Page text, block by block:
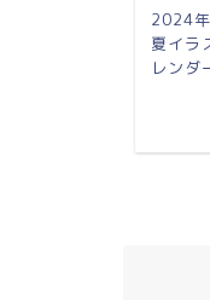
2024
夏イラ
レンダ